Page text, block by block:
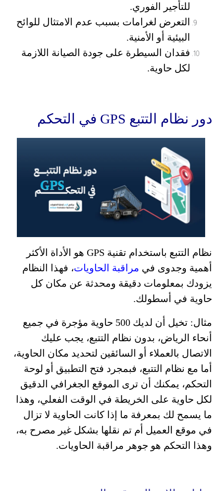
للتأجير الفوري.
التعرض لغرامات بسبب عدم الامتثال للوائح
البيئية أو الأمنية.
فقدان السيطرة على جودة الصيانة اللازمة
لكل حاوية.
دور نظام التتبع GPS في التحكم
نظام التتبع باستخدام تقنية GPS هو الأداة الأكثر
أهمية وجدوى في مراقبة الحاويات، فهذا النظام
يزودك بمعلومات دقيقة ومحدثة عن مكان كل
حاوية في أسطولك.
مثال: تخيل أن لديك 500 حاوية مؤجرة في جميع
أنحاء الرياض، بدون نظام التتبع، يجب عليك
الاتصال بالعملاء أو السائقين لتحديد مكان الحاوية،
أما مع نظام التتبع، فبمجرد فتح التطبيق أو لوحة
التحكم، يمكنك أن ترى الموقع الجغرافي الدقيق
لكل حاوية على الخريطة في الوقت الفعلي، وهذا
ما يسمح لك بمعرفة ما إذا كانت الحاوية لا تزال
في موقع العميل أم تم نقلها بشكل غير مصرح به،
وهذا التحكم هو جوهر مراقبة الحاويات.